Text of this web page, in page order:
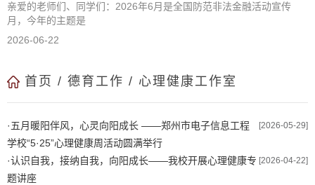
亲爱的老师们、同学们：2026年6月是全国防范非法金融活动宣传
月，今年的主题是
2026-06-22
首页 / 德育工作 / 心理健康工作室
[2026-05-29]
·五月暖阳伴风，心灵向阳成长 ——郑州市电子信息工程
学校“5·25”心理健康周活动圆满举行
[2026-04-22]
·认识自我，接纳自我，向阳成长——我校开展心理健康专
题讲座